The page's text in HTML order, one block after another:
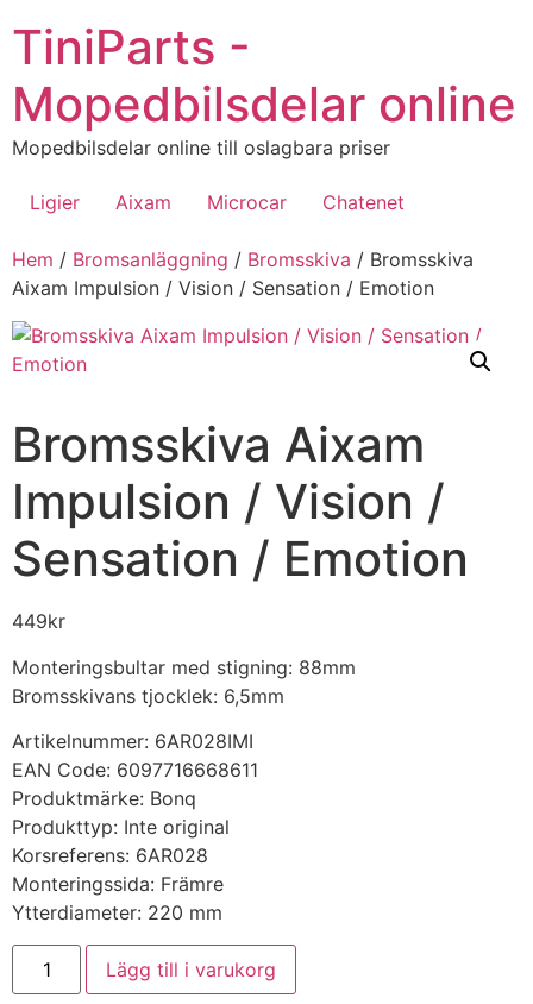
till
innehåll
TiniParts -
Mopedbilsdelar online
Mopedbilsdelar online till oslagbara priser
Ligier Aixam Microcar Chatenet
Hem / Bromsanläggning / Bromsskiva / Bromsskiva
Aixam Impulsion / Vision / Sensation / Emotion
Bromsskiva Aixam
Impulsion / Vision /
Sensation / Emotion
449kr
Monteringsbultar med stigning: 88mm
Bromsskivans tjocklek: 6,5mm
Artikelnummer: 6AR028IMI
EAN Code: 6097716668611
Produktmärke: Bonq
Produkttyp: Inte original
Korsreferens: 6AR028
Monteringssida: Främre
Ytterdiameter: 220 mm
Bromsskiva
Aixam
Impulsion
Lägg till i varukorg